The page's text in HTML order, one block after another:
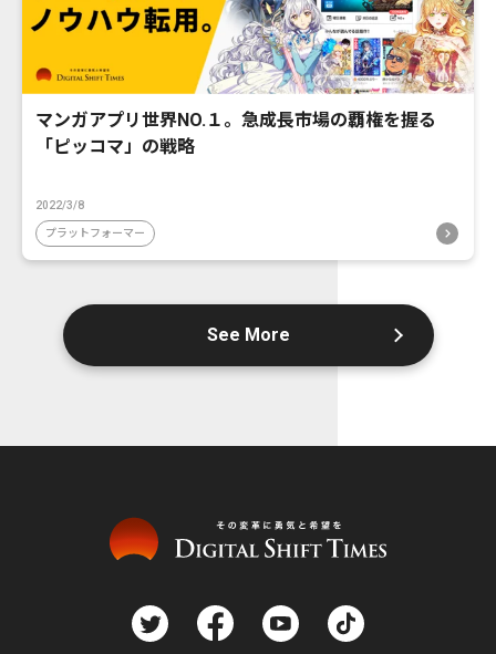
マンガアプリ世界NO.１。急成長市場の覇権を握る
「ピッコマ」の戦略
2022/3/8
プラットフォーマー
See More